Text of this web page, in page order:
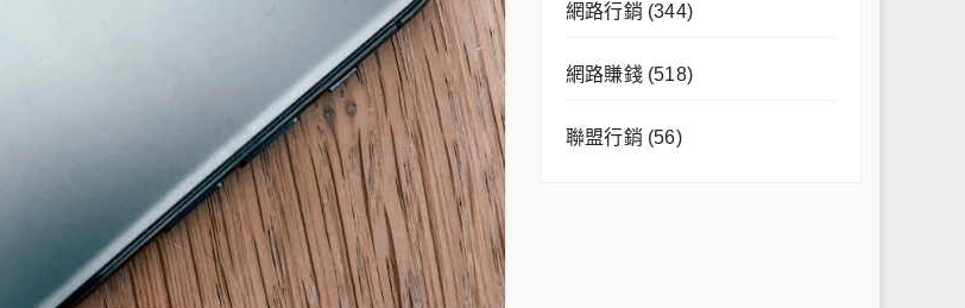
網路行銷 (344)
網路賺錢(518)
聯盟行銷 (56)